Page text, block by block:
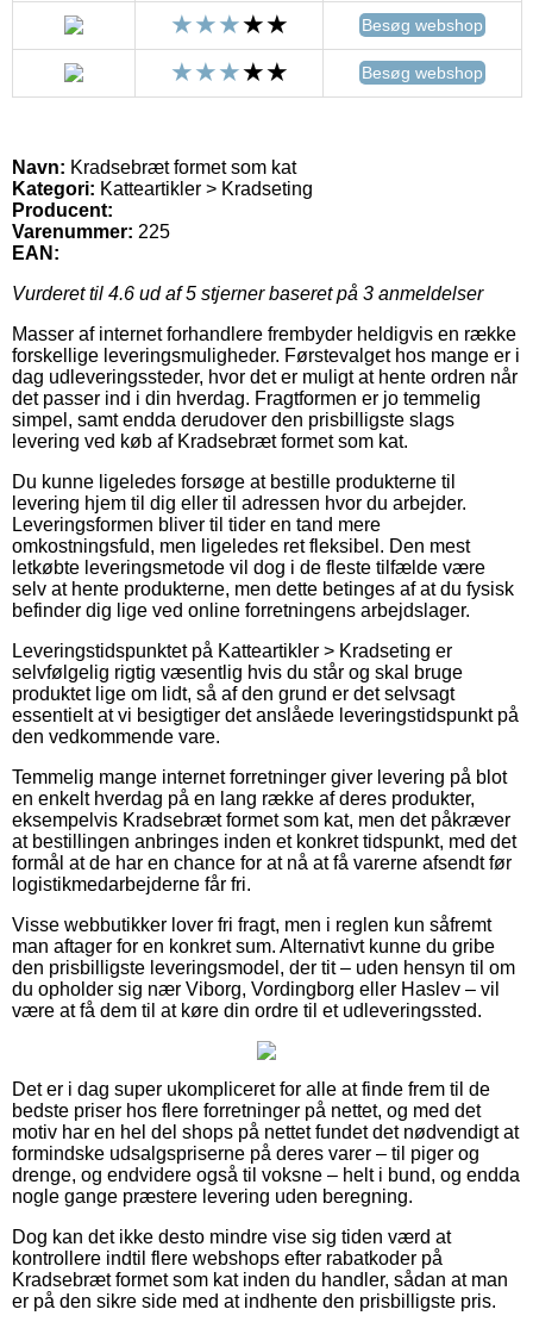
Besøg webshop
Besøg webshop
Navn: Kradsebræt formet som kat
Kategori: Katteartikler > Kradseting
Producent:
Varenummer: 225
EAN:
Vurderet til 4.6 ud af 5 stjerner baseret på 3 anmeldelser
Masser af internet forhandlere frembyder heldigvis en række
forskellige leveringsmuligheder. Førstevalget hos mange er i
dag udleveringssteder, hvor det er muligt at hente ordren når
det passer ind i din hverdag. Fragtformen er jo temmelig
simpel, samt endda derudover den prisbilligste slags
levering ved køb af Kradsebræt formet som kat.
Du kunne ligeledes forsøge at bestille produkterne til
levering hjem til dig eller til adressen hvor du arbejder.
Leveringsformen bliver til tider en tand mere
omkostningsfuld, men ligeledes ret fleksibel. Den mest
letkøbte leveringsmetode vil dog i de fleste tilfælde være
selv at hente produkterne, men dette betinges af at du fysisk
befinder dig lige ved online forretningens arbejdslager.
Leveringstidspunktet på Katteartikler > Kradseting er
selvfølgelig rigtig væsentlig hvis du står og skal bruge
produktet lige om lidt, så af den grund er det selvsagt
essentielt at vi besigtiger det anslåede leveringstidspunkt på
den vedkommende vare.
Temmelig mange internet forretninger giver levering på blot
en enkelt hverdag på en lang række af deres produkter,
eksempelvis Kradsebræt formet som kat, men det påkræver
at bestillingen anbringes inden et konkret tidspunkt, med det
formål at de har en chance for at nå at få varerne afsendt før
logistikmedarbejderne får fri.
Visse webbutikker lover fri fragt, men i reglen kun såfremt
man aftager for en konkret sum. Alternativt kunne du gribe
den prisbilligste leveringsmodel, der tit – uden hensyn til om
du opholder sig nær Viborg, Vordingborg eller Haslev – vil
være at få dem til at køre din ordre til et udleveringssted.
Det er i dag super ukompliceret for alle at finde frem til de
bedste priser hos flere forretninger på nettet, og med det
motiv har en hel del shops på nettet fundet det nødvendigt at
formindske udsalgspriserne på deres varer – til piger og
drenge, og endvidere også til voksne – helt i bund, og endda
nogle gange præstere levering uden beregning.
Dog kan det ikke desto mindre vise sig tiden værd at
kontrollere indtil flere webshops efter rabatkoder på
Kradsebræt formet som kat inden du handler, sådan at man
er på den sikre side med at indhente den prisbilligste pris.